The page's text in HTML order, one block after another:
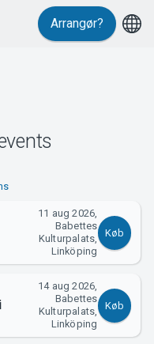
Arrangør?
11 aug 2026,
Babettes
Kulturpalats,
Linköping
Køb
14 aug 2026,
Babettes
Kulturpalats,
Linköping
Køb